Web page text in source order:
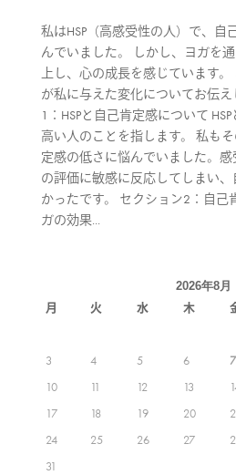
私はHSP（高感受性の人）で、自
んでいました。 しかし、ヨガを
上し、心の成長を感じています。
が私に与えた変化についてお伝
1：HSPと自己肯定感について
高い人のことを指します。 私も
定感の低さに悩んでいました。
の評価に敏感に反応してしまい
かったです。 セクション2：自己
ガの効果...
2026年8月
月 火 水 木
3
4 5 6 7
10
11 12 13
17
18 19 20
24
25 26 27
31